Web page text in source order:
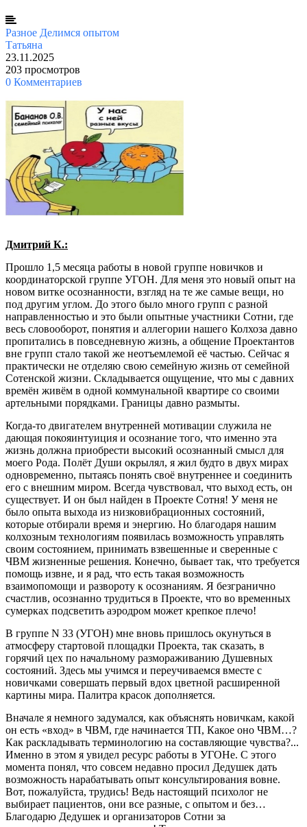
Разное Делимся опытом
Татьяна
23.11.2025
203 просмотров
0 Комментариев
Дмитрий К.:
Прошло 1,5 месяца работы в новой группе новичков и
координаторской группе УГОН. Для меня это новый опыт на
новом витке осознанности, взгляд на те же самые вещи, но
под другим углом. До этого было много групп с разной
направленностью и это были опытные участники Сотни, где
весь словооборот, понятия и аллегории нашего Колхоза давно
пропитались в повседневную жизнь, а общение Проектантов
вне групп стало такой же неотъемлемой её частью. Сейчас я
практически не отделяю свою семейную жизнь от семейной
Сотенской жизни. Складывается ощущение, что мы с давних
времён живём в одной коммунальной квартире со своими
артельными порядками. Границы давно размыты.
Когда-то двигателем внутренней мотивации служила не
дающая покояинтуиция и осознание того, что именно эта
жизнь должна приобрести высокий осознанный смысл для
моего Рода. Полёт Души окрылял, я жил будто в двух мирах
одновременно, пытаясь понять своё внутреннее и соединить
его с внешним миром. Всегда чувствовал, что выход есть, он
существует. И он был найден в Проекте Сотня! У меня не
было опыта выхода из низковибрационных состояний,
которые отбирали время и энергию. Но благодаря нашим
колхозным технологиям появилась возможность управлять
своим состоянием, принимать взвешенные и сверенные с
ЧВМ жизненные решения. Конечно, бывает так, что требуется
помощь извне, и я рад, что есть такая возможность
взаимопомощи и развороту к осознаниям. Я безгранично
счастлив, осознанно трудиться в Проекте, что во временных
сумерках подсветить аэродром может крепкое плечо!
В группе N 33 (УГОН) мне вновь пришлось окунуться в
атмосферу стартовой площадки Проекта, так сказать, в
горячий цех по начальному размораживанию Душевных
состояний. Здесь мы учимся и переучиваемся вместе с
новичками совершать первый вдох цветной расширенной
картины мира. Палитра красок дополняется.
Вначале я немного задумался, как объяснять новичкам, какой
он есть «вход» в ЧВМ, где начинается ТП, Какое оно ЧВМ…?
Как раскладывать терминологию на составляющие чувства?...
Именно в этом я увидел ресурс работы в УГОНе. С этого
момента понял, что совсем недавно просил Дедушек дать
возможность нарабатывать опыт консультирования вовне.
Вот, пожалуйста, трудись! Ведь настоящий психолог не
выбирает пациентов, они все разные, с опытом и без…
Благодарю Дедушек и организаторов Сотни за